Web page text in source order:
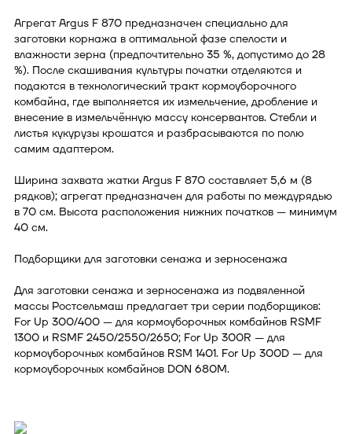
Агрегат Argus F 870 предназначен специально для
заготовки корнажа в оптимальной фазе спелости и
влажности зерна (предпочтительно 35 %, допустимо до 28
%). После скашивания культуры початки отделяются и
подаются в технологический тракт кормоуборочного
комбайна, где выполняется их измельчение, дробление и
внесение в измельчённую массу консервантов. Стебли и
листья кукурузы крошатся и разбрасываются по полю
самим адаптером.
Ширина захвата жатки Argus F 870 составляет 5,6 м (8
рядков); агрегат предназначен для работы по междурядью
в 70 см. Высота расположения нижних початков — минимум
40 см.
Подборщики для заготовки сенажа и зерносенажа
Для заготовки сенажа и зерносенажа из подвяленной
массы Ростсельмаш предлагает три серии подборщиков:
For Up 300/400 — для кормоуборочных комбайнов RSMF
1300 и RSMF 2450/2550/2650; For Up 300R — для
кормоуборочных комбайнов RSM 1401. For Up 300D — для
кормоуборочных комбайнов DON 680M.